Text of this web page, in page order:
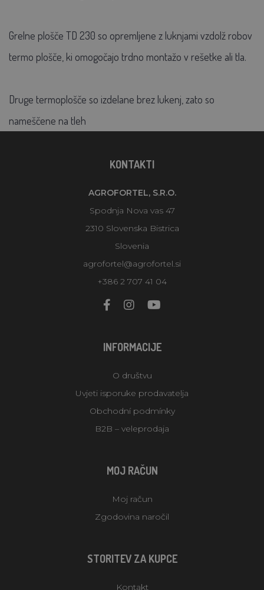
Grelne plošče TD 230 so opremljene z luknjami vzdolž robov
termo plošče, ki omogočajo trdno montažo v rešetke ali tla.
Druge termoplošče so izdelane brez lukenj, zato so
nameščene na tleh
KONTAKTI
AGROFORTEL, S.R.O.
Spodnja Nova vas 47
2310 Slovenska Bistrica
Slovenia
agrofortel@agrofortel.si
+386 2 707 41 04
INFORMACIJE
O društvu
Uvjeti isporuke prodavatelja
Obchodní podmínky
B2B – veleprodaja
MOJ RAČUN
Moj račun
Zgodovina naročil
STORITEV ZA KUPCE
Kontakt